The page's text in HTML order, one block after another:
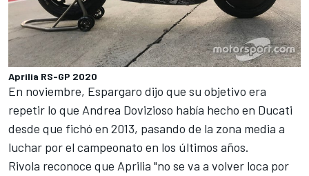
Aprilia RS-GP 2020
En noviembre, Espargaro dijo que su objetivo era
repetir lo que Andrea Dovizioso había hecho en Ducati
desde que fichó en 2013, pasando de la zona media a
luchar por el campeonato en los últimos años.
Rivola reconoce que Aprilia "no se va a volver loca por